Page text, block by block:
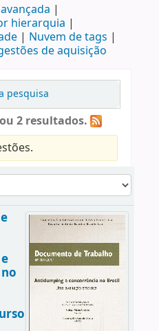
hierarquia
Nuvem de tags
de aquisição
pesquisa
2 resultados.